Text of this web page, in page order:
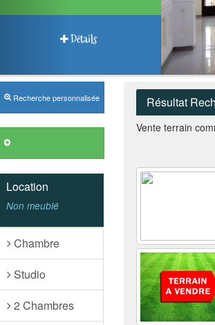
Détails
Recherche personnalisée
Location
Non meublé
Chambre
Studio
2 Chambres
Résultat
Vente terrain